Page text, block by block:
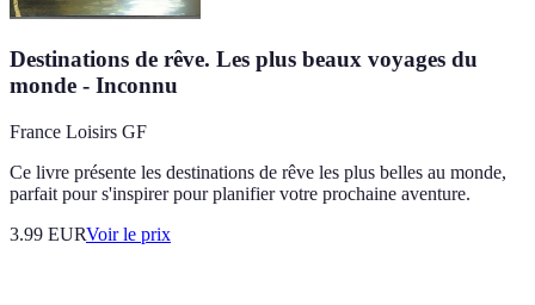
Destinations de rêve. Les plus beaux voyages du
monde - Inconnu
France Loisirs GF
Ce livre présente les destinations de rêve les plus belles au monde,
parfait pour s'inspirer pour planifier votre prochaine aventure.
3.99 EURVoir le prix